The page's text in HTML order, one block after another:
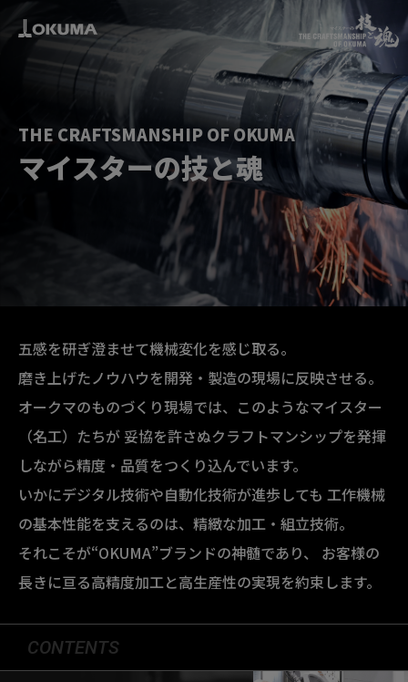
THE CRAFTSMANSHIP OF OKUMA
マイスターの技と魂
五感を研ぎ澄ませて機械変化を感じ取る。
磨き上げたノウハウを開発・製造の現場に反映させる。
オークマのものづくり現場では、このようなマイスター
（名⼯）たちが 妥協を許さぬクラフトマンシップを発揮
しながら精度・品質をつくり込んでいます。
いかにデジタル技術や⾃動化技術が進歩しても ⼯作機械
の基本性能を⽀えるのは、精緻な加⼯・組⽴技術。
それこそが“OKUMA”ブランドの神髄であり、
お客様の
⻑きに亘る⾼精度加⼯と⾼⽣産性の実現を約束します。
CONTENTS